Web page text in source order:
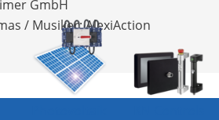
GmbH
/ Musiker: AlexiAction